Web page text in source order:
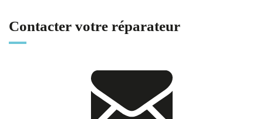
Contacter votre réparateur